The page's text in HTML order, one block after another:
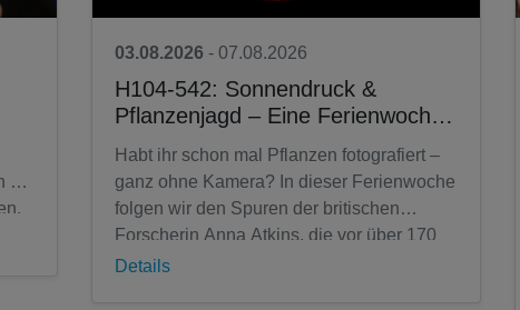
03.08.2026 - 07.08.2026
H104-542: Sonnendruck &
Pflanzenjagd – Eine Ferienwoche
auf den Spuren von Anna Atkins
Für Kinder von 8 bis 14 Jahren
(junge vhs)
Habt ihr schon mal Pflanzen fotografiert –
ganz ohne Kamera? In dieser Ferienwoche
folgen wir den Spuren der britischen
Forscherin Anna Atkins, die vor über 170
Jahren Pflanzen mit Licht sichtbar...
Details